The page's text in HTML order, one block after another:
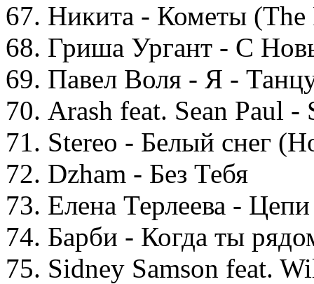
67. Никита - Кометы
68. Гриша Ургант - С
69. Павел Воля - Я -
70. Arash feat. Sean Paul -
71. Stereo - Белый cнег
72. Dzham - Без Тебя
73. Елена Терлеева - Цепи
74. Барби - Когда ты
75. Sidney Samson feat.